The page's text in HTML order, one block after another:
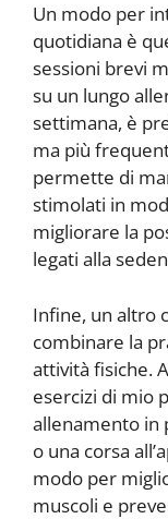
Un modo per
quotidiana è
sessioni brevi
su un lungo
settimana, è
ma più
permette di
stimolati in
migliorare la
legati alla
Infine, un altro
combinare la
attività fisiche.
esercizi di mio
allenamento in
o una corsa
modo per
muscoli e